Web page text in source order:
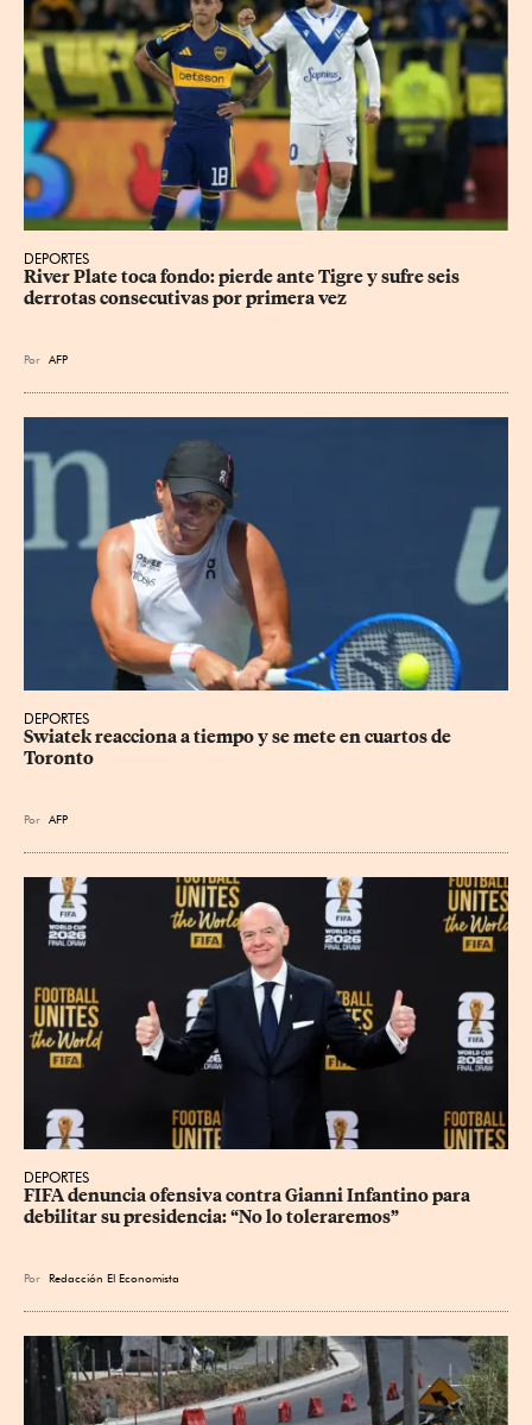
DEPORTES
River Plate toca fondo: pierde ante Tigre y sufre seis
derrotas consecutivas por primera vez
Por AFP
DEPORTES
Swiatek reacciona a tiempo y se mete en cuartos de
Toronto
Por AFP
DEPORTES
FIFA denuncia ofensiva contra Gianni Infantino para
debilitar su presidencia: “No lo toleraremos”
Por Redacción El Economista